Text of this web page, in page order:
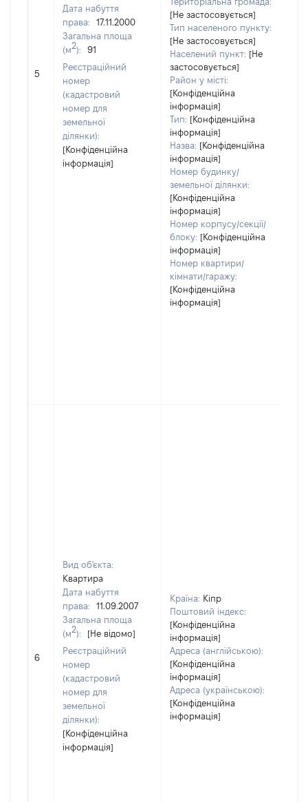
5
Дата набуття
права:
17.11.2000
Загальна площа
(м2):
91
Реєстраційний
номер
(кадастровий
номер для
земельної
ділянки):
[Конфіденційна
інформація]
[Не застосовується]
Тип населеного пункту:
[Не застосовується]
Населений пункт: [Не
застосовується]
Район у місті:
[Конфіденційна
інформація]
Тип: [Конфіденційна
інформація]
Назва: [Конфіденційна
інформація]
Номер будинку/
земельної ділянки:
[Конфіденційна
інформація]
Номер корпусу/секції/
блоку: [Конфіденційна
інформація]
Номер квартири/
кімнати/гаражу:
[Конфіденційна
інформація]
6
Вид об'єкта:
Квартира
Дата набуття
права:
11.09.2007
Загальна площа
(м2):
[Не відомо]
Реєстраційний
номер
(кадастровий
номер для
земельної
ділянки):
[Конфіденційна
інформація]
Країна: Кіпр
Поштовий індекс:
[Конфіденційна
інформація]
Адреса (англійською):
[Конфіденційна
інформація]
Адреса (українською):
[Конфіденційна
інформація]